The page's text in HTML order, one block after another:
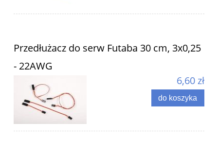
Przedłużacz do serw Futaba 30 cm, 3x0,25
- 22AWG
6,60 zł
do koszyka